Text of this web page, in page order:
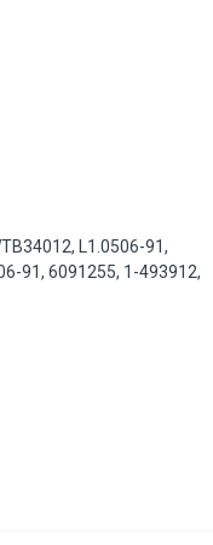
, L1.0506-91,
91,6091255, 1-493912,